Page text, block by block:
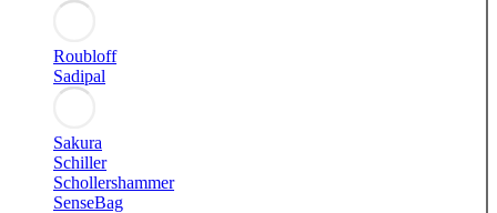
Roubloff
Sadipal
Sakura
Schiller
Schollershammer
SenseBag